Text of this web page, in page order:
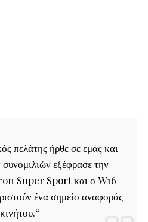
πελάτης ήρθε σε εμάς και
εξέφρασε την
Super Sport και ο W16
ένα σημείο αναφοράς
“